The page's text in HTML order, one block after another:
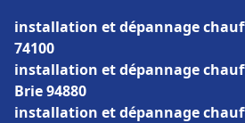
installation et dépannage
74100
installation et dépannage
Brie 94880
installation et dépannage